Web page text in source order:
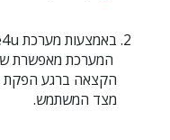
המערכת מאפשרת
הקצאה ברגע הפקת
מצד המשתמש.